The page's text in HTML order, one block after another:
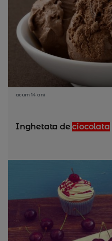
acum 14 ani
Inghetata deciocolata